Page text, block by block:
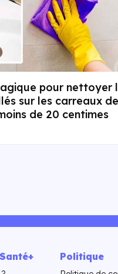
pour nettoyer
sur les carreaux
de 20 centimes
Politique